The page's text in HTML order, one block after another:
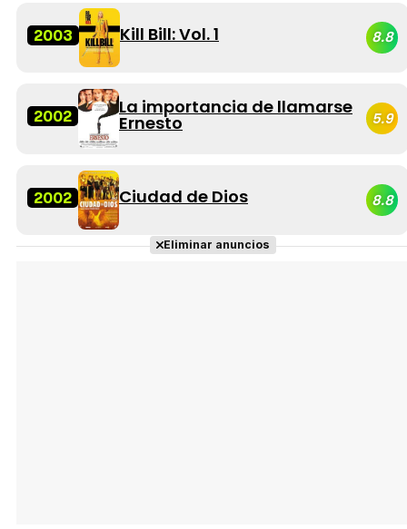
2003 Kill Bill: Vol. 1 8.8
2002 La importancia de llamarse
Ernesto 5.9
2002 Ciudad de Dios 8.8
Eliminar anuncios